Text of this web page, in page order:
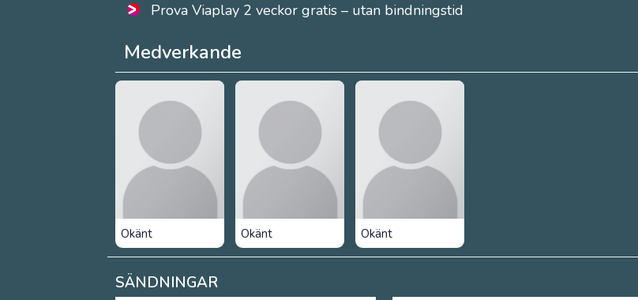
Prova Viaplay 2 veckor gratis – utan bindningstid
Medverkande
Okänt Okänt Okänt
SÄNDNINGAR